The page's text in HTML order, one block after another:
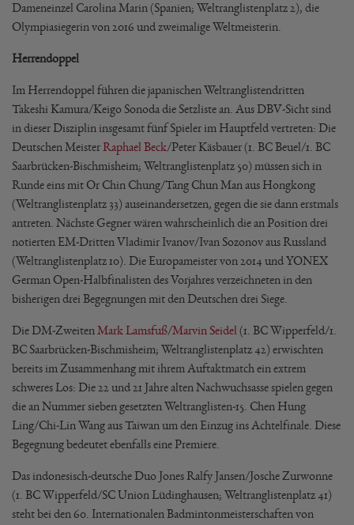
Dameneinzel Carolina Marin (Spanien; Weltranglistenplatz 2), die
Olympiasiegerin von 2016 und zweimalige Weltmeisterin.
Herrendoppel
Im Herrendoppel führen die japanischen Weltranglistendritten
Takeshi Kamura/Keigo Sonoda die Setzliste an. Aus DBV-Sicht sind
in dieser Disziplin insgesamt fünf Spieler im Hauptfeld vertreten: Die
Deutschen Meister Raphael Beck/Peter Käsbauer (1. BC Beuel/1. BC
Saarbrücken-Bischmisheim; Weltranglistenplatz 50) müssen sich in
Runde eins mit Or Chin Chung/Tang Chun Man aus Hongkong
(Weltranglistenplatz 33) auseinandersetzen, gegen die sie dann erstmals
antreten. Nächste Gegner wären wahrscheinlich die an Position drei
notierten EM-Dritten Vladimir Ivanov/Ivan Sozonov aus Russland
(Weltranglistenplatz 10). Die Europameister von 2014 und YONEX
German Open-Halbfinalisten des Vorjahres verzeichneten in den
bisherigen drei Begegnungen mit den Deutschen drei Siege.
Die DM-Zweiten Mark Lamsfuß/Marvin Seidel (1. BC Wipperfeld/1.
BC Saarbrücken-Bischmisheim; Weltranglistenplatz 42) erwischten
bereits im Zusammenhang mit ihrem Auftaktmatch ein extrem
schweres Los: Die 22 und 21 Jahre alten Nachwuchsasse spielen gegen
die an Nummer sieben gesetzten Weltranglisten-15. Chen Hung
Ling/Chi-Lin Wang aus Taiwan um den Einzug ins Achtelfinale. Diese
Begegnung bedeutet ebenfalls eine Premiere.
Das indonesisch-deutsche Duo Jones Ralfy Jansen/Josche Zurwonne
(1. BC Wipperfeld/SC Union Lüdinghausen; Weltranglistenplatz 41)
steht bei den 60. Internationalen Badmintonmeisterschaften von